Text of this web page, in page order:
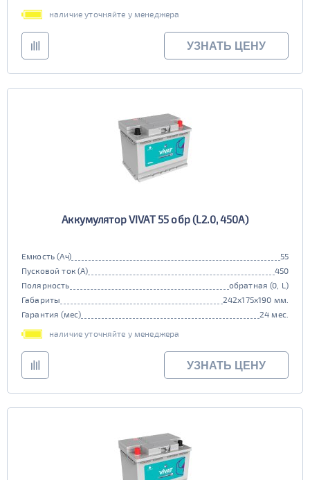
наличие уточняйте у менеджера
УЗНАТЬ ЦЕНУ
Аккумулятор VIVAT 55 обр (L2.0, 450A)
Емкость (Ач)
55
Пусковой ток (А)
450
Полярность
обратная (0, L)
Габариты
242x175x190 мм.
Гарантия (мес)
24 мес.
наличие уточняйте у менеджера
УЗНАТЬ ЦЕНУ